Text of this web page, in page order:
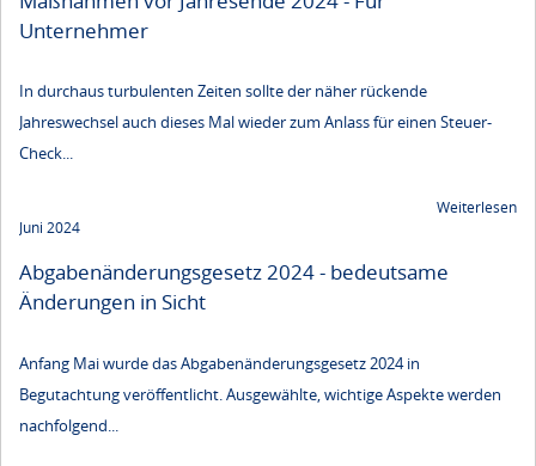
Unternehmer
In durchaus turbulenten Zeiten sollte der näher rückende
Jahreswechsel auch dieses Mal wieder zum Anlass für einen Steuer-
Check...
Weiterlesen
Juni 2024
Abgabenänderungsgesetz 2024 - bedeutsame
Änderungen in Sicht
Anfang Mai wurde das Abgabenänderungsgesetz 2024 in
Begutachtung veröffentlicht. Ausgewählte, wichtige Aspekte werden
nachfolgend...